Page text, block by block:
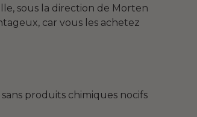
sous la direction de Morten
car vous les achetez
produits chimiques nocifs